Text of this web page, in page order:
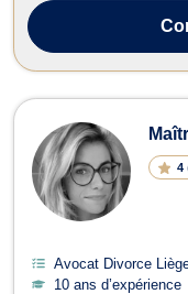
4
Avocat Divorce
10 ans d’expérience